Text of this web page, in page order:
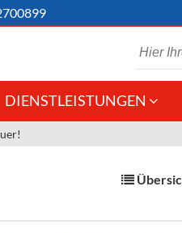
DIENSTLEISTUNGEN
&